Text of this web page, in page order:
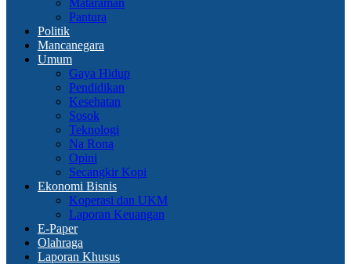
Mataraman
Pantura
Politik
Mancanegara
Umum
Gaya Hidup
Pendidikan
Kesehatan
Sosok
Teknologi
Na Rona
Opini
Secangkir Kopi
Ekonomi Bisnis
Koperasi dan UKM
Laporan Keuangan
E-Paper
Olahraga
Laporan Khusus